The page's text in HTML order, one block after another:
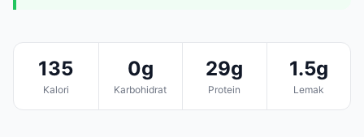
135
Kalori
0g
Karbohidrat
29g
Protein
1.5g
Lemak